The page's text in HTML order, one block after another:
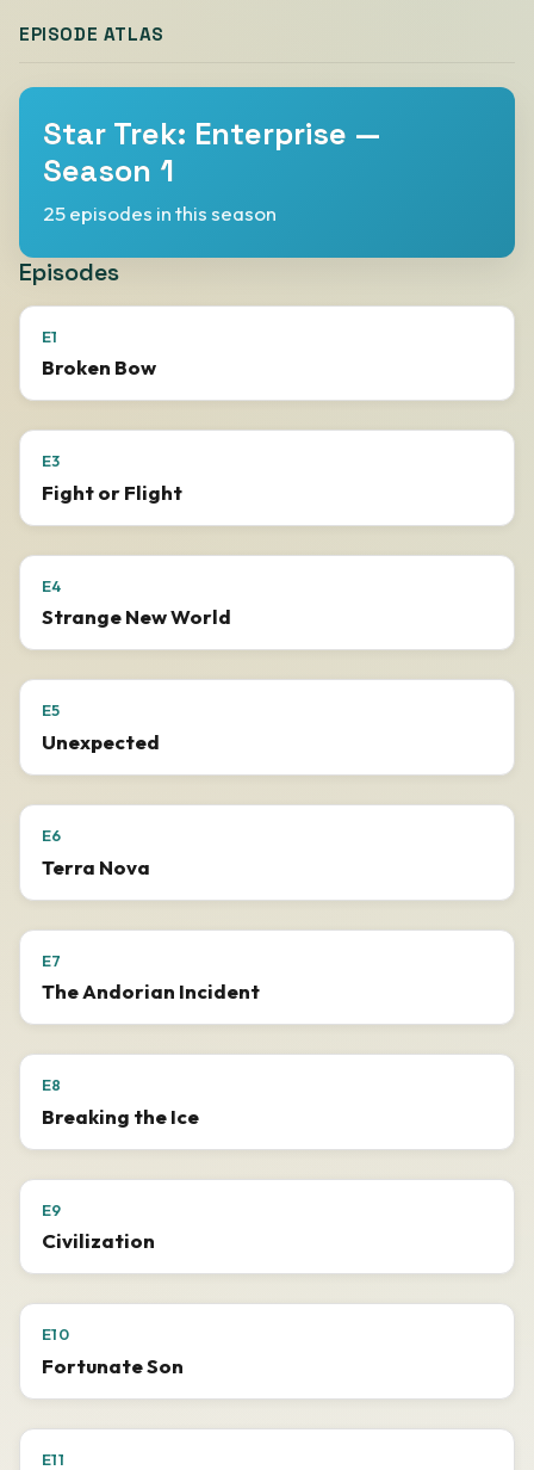
EPISODE ATLAS
Star Trek: Enterprise —
Season 1
25 episodes in this season
Episodes
E1
Broken Bow
E3
Fight or Flight
E4
Strange New World
E5
Unexpected
E6
Terra Nova
E7
The Andorian Incident
E8
Breaking the Ice
E9
Civilization
E10
Fortunate Son
E11